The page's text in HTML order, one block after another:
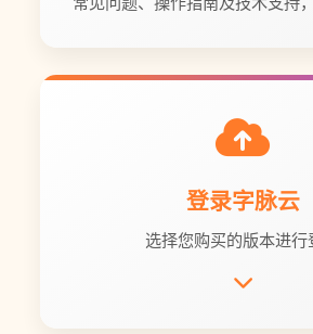
登录字脉云
选择您购买的版本进行